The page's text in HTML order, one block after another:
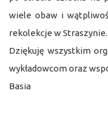
wiele obaw i
rekolekcje w Straszynie.
Dziękuję wszystkim
wykładowcom oraz
Basia